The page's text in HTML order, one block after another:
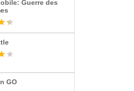
Guerre des
GO